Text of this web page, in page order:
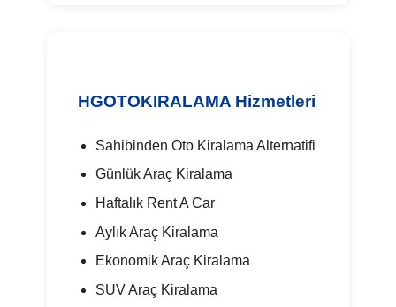
HGOTOKIRALAMA Hizmetleri
Sahibinden Oto Kiralama Alternatifi
Günlük Araç Kiralama
Haftalık Rent A Car
Aylık Araç Kiralama
Ekonomik Araç Kiralama
SUV Araç Kiralama